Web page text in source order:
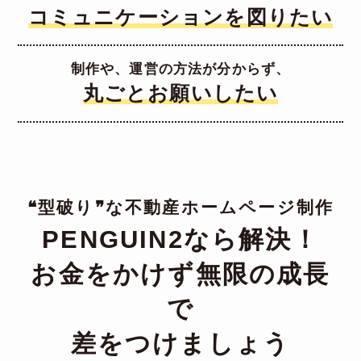
コミュニケーションを図りたい
制作や、運営の方法が分からず、
丸ごとお願いしたい
❝型破り❞な不動産ホームページ制作
PENGUIN2なら解決！
お金をかけず無限の成長
で
差をつけましょう